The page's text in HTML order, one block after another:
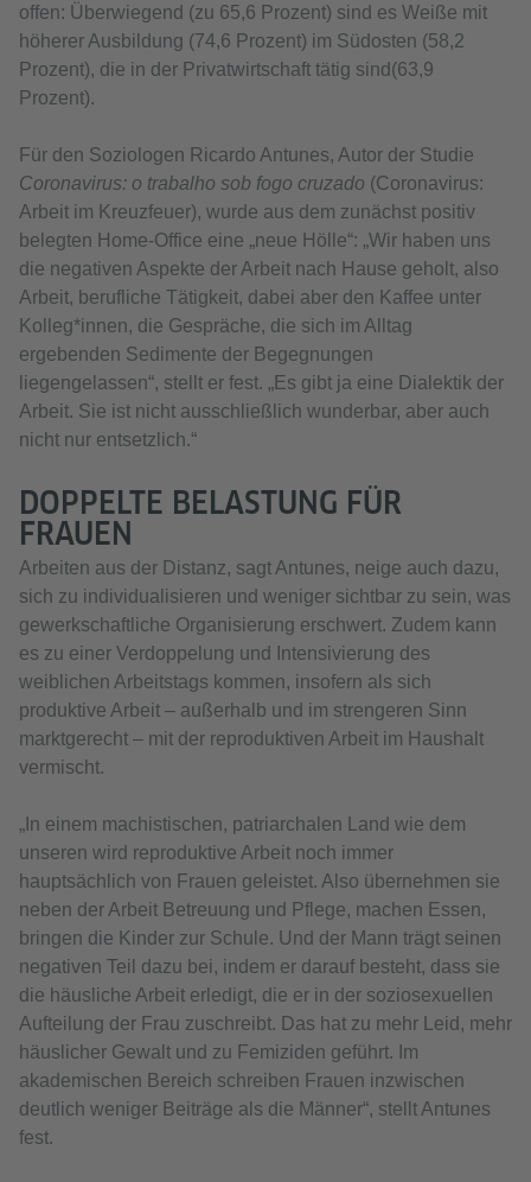
offen: Überwiegend (zu 65,6 Prozent) sind es Weiße mit
höherer Ausbildung (74,6 Prozent) im Südosten (58,2
Prozent), die in der Privatwirtschaft tätig sind(63,9
Prozent).
Für den Soziologen Ricardo Antunes, Autor der Studie
Coronavirus: o trabalho sob fogo cruzado (Coronavirus:
Arbeit im Kreuzfeuer), wurde aus dem zunächst positiv
belegten Home-Office eine „neue Hölle“: „Wir haben uns
die negativen Aspekte der Arbeit nach Hause geholt, also
Arbeit, berufliche Tätigkeit, dabei aber den Kaffee unter
Kolleg*innen, die Gespräche, die sich im Alltag
ergebenden Sedimente der Begegnungen
liegengelassen“, stellt er fest. „Es gibt ja eine Dialektik der
Arbeit. Sie ist nicht ausschließlich wunderbar, aber auch
nicht nur entsetzlich.“
DOPPELTE BELASTUNG FÜR
FRAUEN
Arbeiten aus der Distanz, sagt Antunes, neige auch dazu,
sich zu individualisieren und weniger sichtbar zu sein, was
gewerkschaftliche Organisierung erschwert. Zudem kann
es zu einer Verdoppelung und Intensivierung des
weiblichen Arbeitstags kommen, insofern als sich
produktive Arbeit – außerhalb und im strengeren Sinn
marktgerecht – mit der reproduktiven Arbeit im Haushalt
vermischt.
„In einem machistischen, patriarchalen Land wie dem
unseren wird reproduktive Arbeit noch immer
hauptsächlich von Frauen geleistet. Also übernehmen sie
neben der Arbeit Betreuung und Pflege, machen Essen,
bringen die Kinder zur Schule. Und der Mann trägt seinen
negativen Teil dazu bei, indem er darauf besteht, dass sie
die häusliche Arbeit erledigt, die er in der soziosexuellen
Aufteilung der Frau zuschreibt. Das hat zu mehr Leid, mehr
häuslicher Gewalt und zu Femiziden geführt. Im
akademischen Bereich schreiben Frauen inzwischen
deutlich weniger Beiträge als die Männer“, stellt Antunes
fest.